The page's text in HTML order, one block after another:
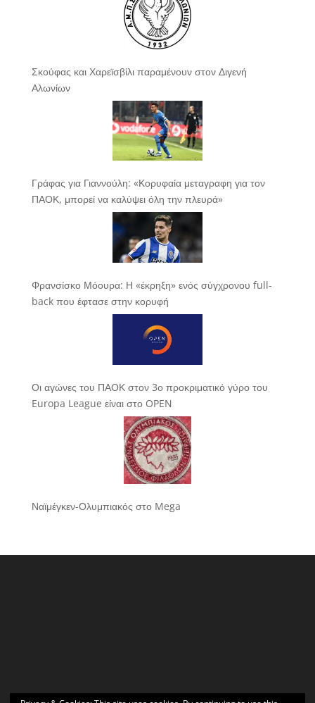
Σκούφας και Χαρεϊσβίλι παραμένουν στον Διγενή
Αλωνίων
Γράφας για Γιαννούλη: «Κορυφαία μεταγραφη για τον
ΠΑΟΚ, μπορεί να καλύψει όλη την πλευρά»
Φρανσίσκο Μόουρα: Η «έκρηξη» ενός σύγχρονου full-
back που έφτασε στην κορυφή
Οι αγώνες του ΠΑΟΚ στον 3ο προκριματικό γύρο του
Europa League είναι στο OPEN
Ναϊμέγκεν-Ολυμπιακός στο Mega